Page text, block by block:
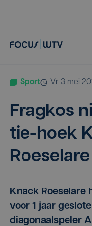
Sport vr 3 mei
Fragkos
tie-hoek
Roeselare
Knack Roeselare
voor 1 jaar
diagonaalspeler